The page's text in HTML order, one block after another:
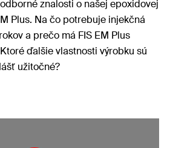
znalosti o našej epoxidovej
Plus. Na čo potrebuje injekčná
a prečo má FIS EM Plus
ďalšie vlastnosti výrobku sú
užitočné?